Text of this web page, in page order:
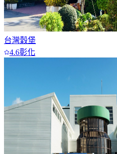
台灣穀堡
4.6彰化